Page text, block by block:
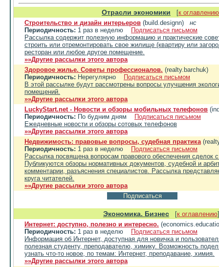
Отрасли экономики [к оглавлению
Строительство и дизайн интерьеров (build.designn)
нс
Периодичность: 1 раз в неделю
Подписаться письмом
Рассылка содержит полезную информацию и практические
строить или отремонтировать свое жилище (квартиру или
ресторан или любое другое помещение.
»»Другие рассылки этого автора
Здоровое жилье. Советы профессионалов. (realty.barchuk)
Периодичность: Нерегулярно
Подписаться письмом
В этой рассылке будут рассмотрены вопросы улучшения
помещений.
»»Другие рассылки этого автора
LuckyStart.net - Новости и обзоры мобильных телефонов
Периодичность: По будним дням
Подписаться письмом
Ежедневные новости и обзоры сотовых телефонов
»»Другие рассылки этого автора
Недвижимость: правовые вопросы, судебная практика
Периодичность: 1 раз в неделю
Подписаться письмом
Рассылка посвящена вопросам правового обеспечения сделок
Публикуются обзоры нормативных документов, судебной и
комментарии, разъяснения специалистов. Рассылка
круга читателей.
»»Другие рассылки этого автора
Экономика. Бизнес [к оглавлению]
Интернет: доступно, полезно и интересно.
Периодичность: 1 раз в неделю
Подписаться письмом
Информация об Интернет, доступная для новичка и
полезная студенту, преподавателю, химику. Возможность
узнать что-то новое, по темам: Интернет, преподавание, химия.
»»Другие рассылки этого автора